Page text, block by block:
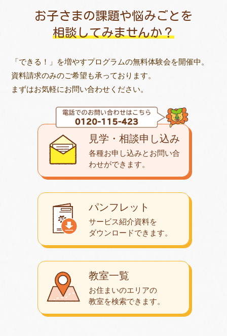
お子さまの課題や悩みごとを
相談してみませんか？
「できる！」を増やすプログラムの無料体験会を開催中。
資料請求のみのご希望も承っております。
まずはお気軽にお問い合わせください。
教室一覧
お住まいのエリアの
教室を検索できます。
パンフレット
サービス紹介資料を
ダウンロードできます。
見学・相談申し込み
各種お申し込みとお問い合
わせができます。